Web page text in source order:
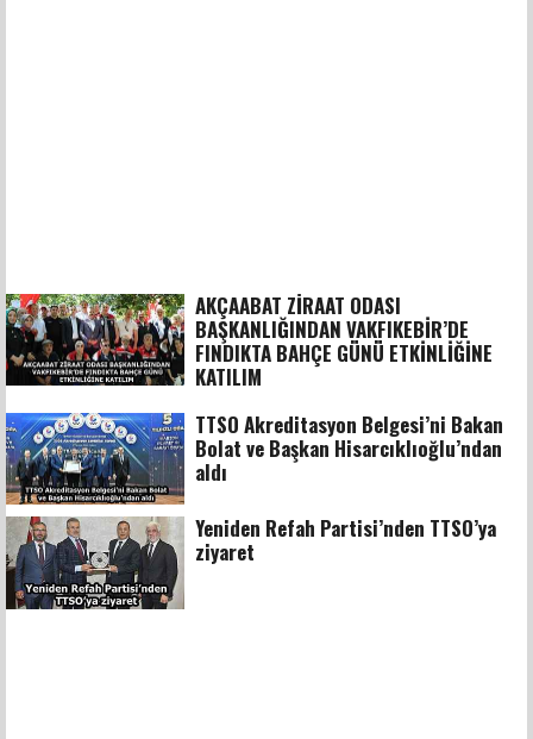
AKÇAABAT ZİRAAT ODASI
BAŞKANLIĞINDAN VAKFIKEBİR’DE
FINDIKTA BAHÇE GÜNÜ ETKİNLİĞİNE
KATILIM
TTSO Akreditasyon Belgesi’ni Bakan
Bolat ve Başkan Hisarcıklıoğlu’ndan
aldı
Yeniden Refah Partisi’nden TTSO’ya
ziyaret